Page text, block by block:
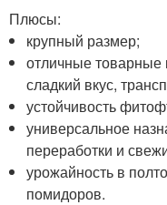
Плюсы:
крупный размер;
отличные товарные
сладкий вкус,
устойчивость
универсальное
переработки и
урожайность в
помидоров.